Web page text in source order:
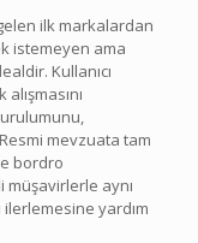
ilk markalardan
istemeyen ama
Kullanıcı
mevzuata tam
bordro
müşavirlerle aynı
yardım